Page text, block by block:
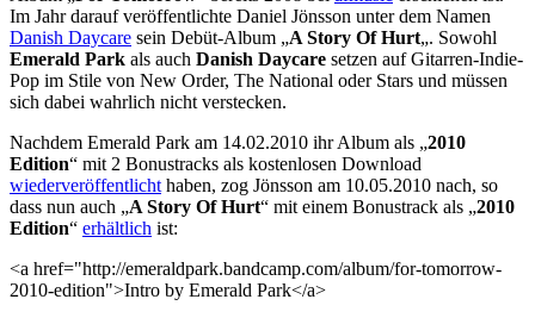
Im Jahr darauf veröffentlichte Daniel Jönsson unter dem Namen
Danish Daycare sein Debüt-Album „A Story Of Hurt„. Sowohl
Emerald Park als auch Danish Daycare setzen auf Gitarren-Indie-
Pop im Stile von New Order, The National oder Stars und müssen
sich dabei wahrlich nicht verstecken.
Nachdem Emerald Park am 14.02.2010 ihr Album als „2010
Edition“ mit 2 Bonustracks als kostenlosen Download
wiederveröffentlicht haben, zog Jönsson am 10.05.2010 nach, so
dass nun auch „A Story Of Hurt“ mit einem Bonustrack als „2010
Edition“ erhältlich ist:
<a href="http://emeraldpark.bandcamp.com/album/for-tomorrow-
2010-edition">Intro by Emerald Park</a>